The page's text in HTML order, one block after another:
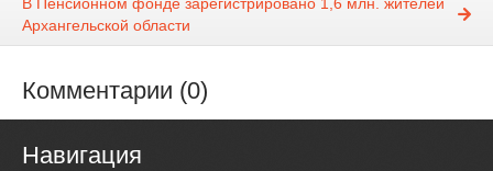
Архангельской области
Комментарии (0)
Навигация